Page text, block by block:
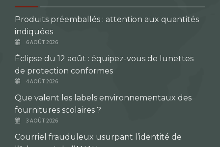
Produits préemballés : attention aux quantités
indiquées
6 AOÛT 2026
Éclipse du 12 août : équipez-vous de lunettes
de protection conformes
4 AOÛT 2026
Que valent les labels environnementaux des
fournitures scolaires ?
3 AOÛT 2026
Courriel frauduleux usurpant l’identité de